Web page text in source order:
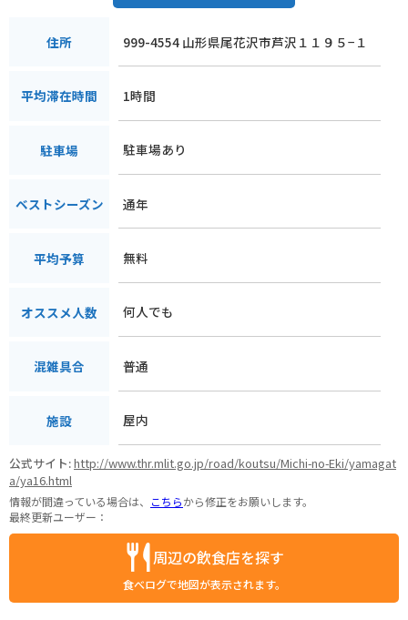
住所 999-4554 山形県尾花沢市芦沢１１９５−１
平均滞在時間 1時間
駐車場 駐車場あり
ベストシーズン 通年
平均予算 無料
オススメ人数 何人でも
混雑具合 普通
施設 屋内
公式サイト:http://www.thr.mlit.go.jp/road/koutsu/Michi-no-Eki/yamagat
a/ya16.html
情報が間違っている場合は、 こちらから修正をお願いします。
最終更新ユーザー：
周辺の飲食店を探す
食べログで地図が表示されます。